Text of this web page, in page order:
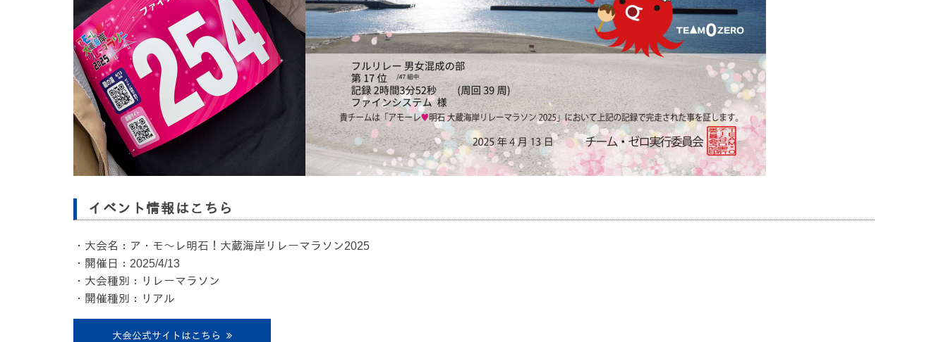
イベント情報はこちら
・大会名：ア・モ～レ明石！大蔵海岸リレーマラソン2025
・開催日：2025/4/13
・大会種別：リレーマラソン
・開催種別：リアル
大会公式サイトはこちら